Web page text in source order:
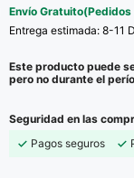
Envío
Entrega estimada: 8-11
Este producto puede
pero no durante el
Seguridad en las
Pagos seguros